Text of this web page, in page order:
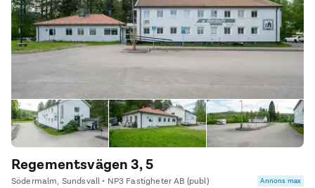
Regementsvägen 3, 5
Södermalm, Sundsvall • NP3 Fastigheter AB (publ) Annons max